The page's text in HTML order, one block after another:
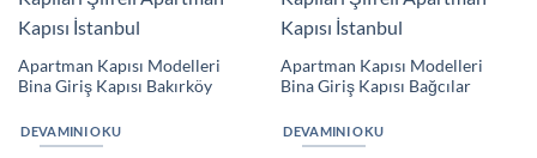
Apartman Kapısı Modelleri
Bina Giriş Kapısı Bakırköy
DEVAMINI OKU
Apartman Kapısı Modelleri
Bina Giriş Kapısı Bağcılar
DEVAMINI OKU